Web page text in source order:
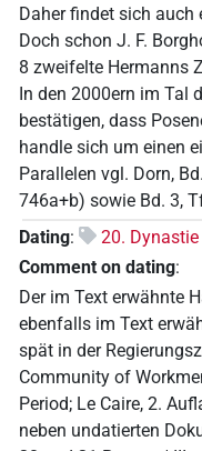
Daher findet sich auch
Doch schon J. F.
8 zweifelte Hermanns
In den 2000ern im Tal
bestätigen, dass
handle sich um einen
Parallelen vgl. Dorn,
746a+b) sowie Bd. 3,
Dating:
20. Dynastie
Comment on dating:
Der im Text erwähnte
ebenfalls im Text
spät in der
Community of
Period; Le Caire, 2.
neben undatierten